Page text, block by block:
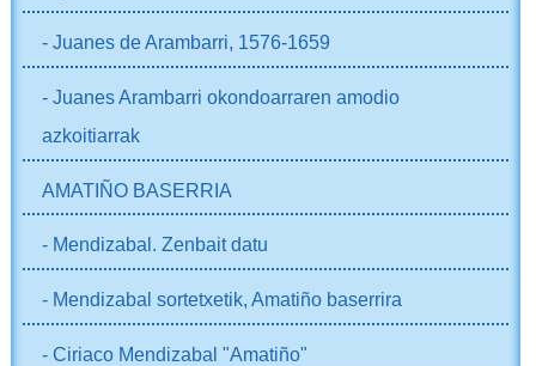
- Juanes de Arambarri, 1576-1659
- Juanes Arambarri okondoarraren amodio
azkoitiarrak
AMATIÑO BASERRIA
- Mendizabal. Zenbait datu
- Mendizabal sortetxetik, Amatiño baserrira
- Ciriaco Mendizabal "Amatiño"